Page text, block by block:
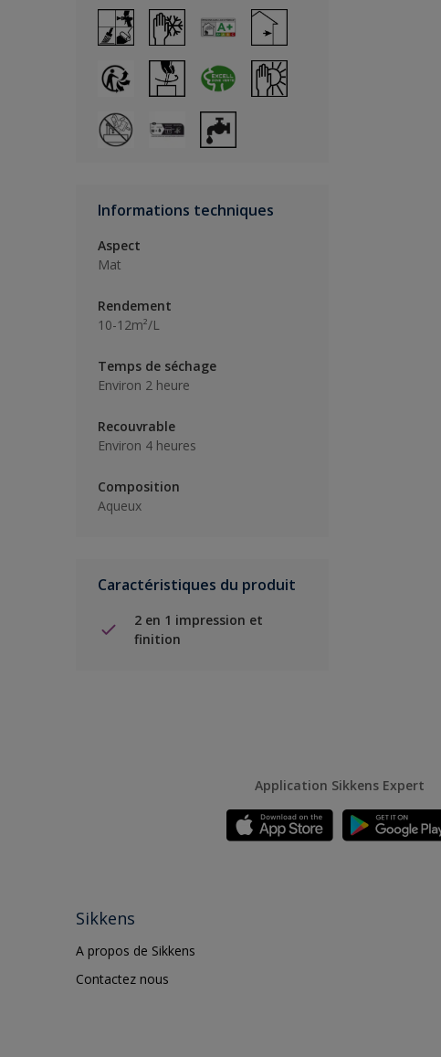
Informations techniques
Aspect
Mat
Rendement
10-12m²/L
Temps de séchage
Environ 2 heure
Recouvrable
Environ 4 heures
Composition
Aqueux
Caractéristiques du produit
2 en 1 impression et
finition
Application Sikkens Expert
Sikkens
A propos de Sikkens
Contactez nous